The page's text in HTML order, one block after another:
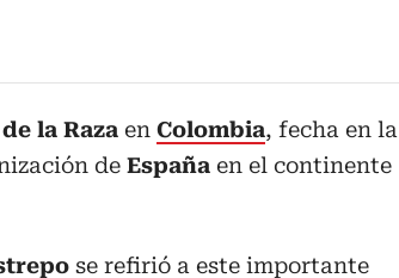
la Raza en Colombia, fecha en la
de España en el continente
se refirió a este importante